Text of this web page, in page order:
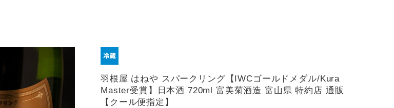
羽根屋 はねや スパークリング【IWCゴールドメダル/Kura
Master受賞】日本酒 720ml 富美菊酒造 富山県 特約店 通販
【クール便指定】